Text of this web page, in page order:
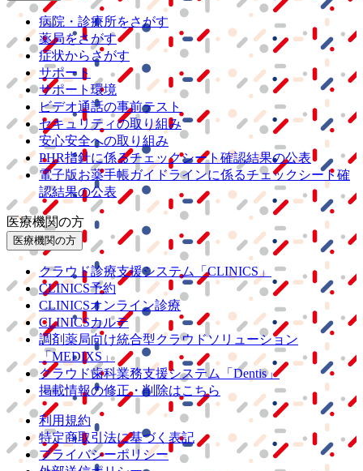
病院・診療所をさがす
薬局をさがす
症状からさがす
サポート
サポート環境
ビデオ通話の事前テスト
セキュリティの取り組み
安心安全への取り組み
PHR指針に係るチェックシート確認結果の公表
電子版お薬手帳ガイドラインに係るチェックシート確
認結果の公表
医療機関の方
医療機関の方
クラウド診療支援システム
「CLINICS」
CLINICS予約
CLINICSオンライン診療
CLINICSカルテ
調剤薬局向け統合型クラウドソリューション
「MEDIXS」
クラウド歯科業務支援システム
「Dentis」
掲載情報の修正・削除はこちら
利用規約
特定商取引法に基づく表記
プライバシーポリシー